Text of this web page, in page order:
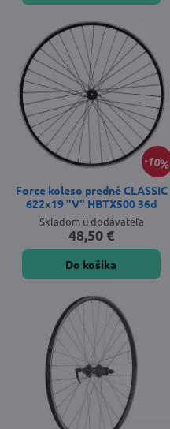
10%
Force koleso predné CLASSIC
622x19 "V" HBTX500 36d
Skladom u dodávateľa
48,50 €
Do košíka